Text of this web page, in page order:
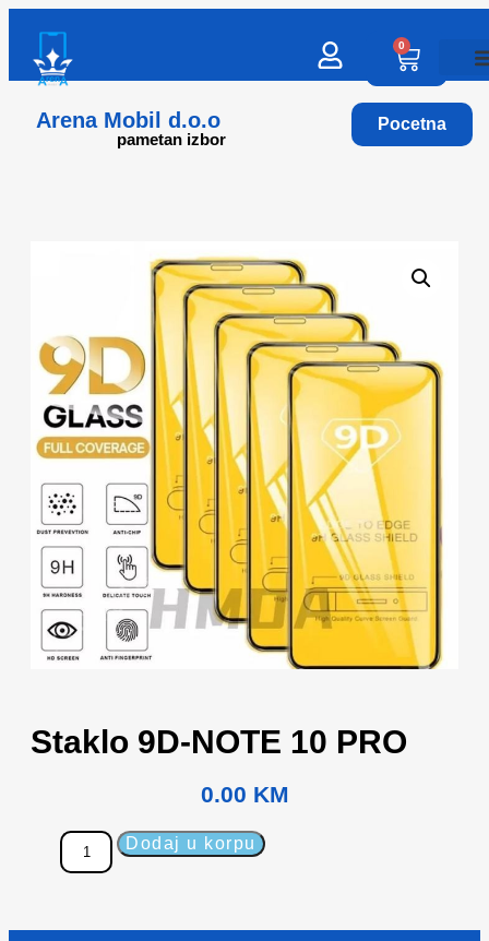
Arena Mobil d.o.o
pametan izbor
0
Pocetna
Staklo 9D-NOTE 10 PRO
0.00 KM
Dodaj u korpu